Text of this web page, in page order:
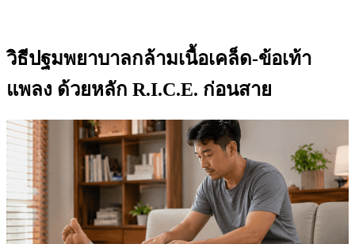
วิธีปฐมพยาบาลกล้ามเนื้อเคล็ด-ข้อเท้า
แพลง ด้วยหลัก R.I.C.E. ก่อนสาย